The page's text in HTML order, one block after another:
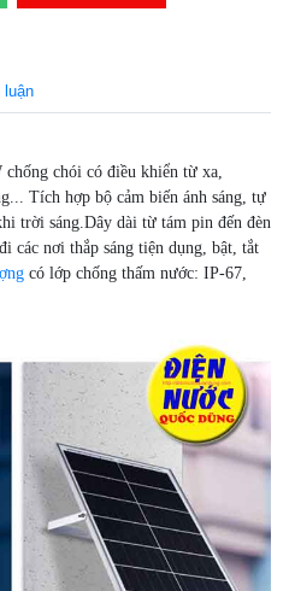
luận
chói có điều khiển từ xa,
Tích hợp bộ cảm biến ánh sáng, tự
trời sáng.Dây dài từ tám pin đến đèn
các nơi thắp sáng tiện dụng, bật, tắt
có lớp chống thấm nước: IP-67,